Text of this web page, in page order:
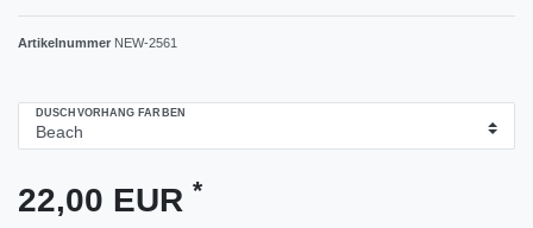
Artikelnummer NEW-2561
DUSCHVORHANG FARBEN
22,00 EUR *